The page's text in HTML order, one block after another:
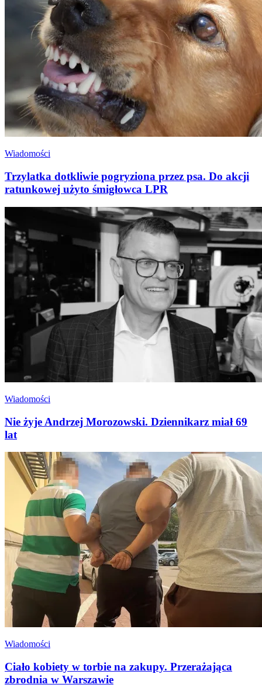
Wiadomości
Trzylatka dotkliwie pogryziona przez psa. Do akcji
ratunkowej użyto śmigłowca LPR
Wiadomości
Nie żyje Andrzej Morozowski. Dziennikarz miał 69
lat
Wiadomości
Ciało kobiety w torbie na zakupy. Przerażająca
zbrodnia w Warszawie